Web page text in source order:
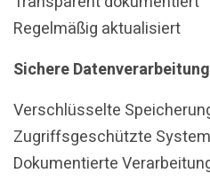
Regelmäßig aktualisiert
Sichere Datenverarbeitung
Verschlüsselte
Zugriffsgeschützte
Dokumentierte